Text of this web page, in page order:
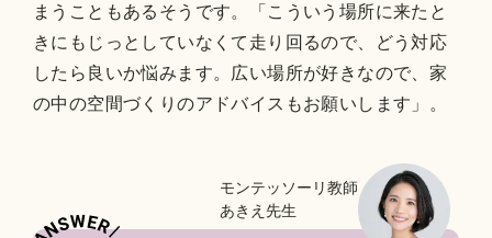
まうこともあるそうです。「こういう場所に来たと
きにもじっとしていなくて走り回るので、どう対応
したら良いか悩みます。広い場所が好きなので、家
の中の空間づくりのアドバイスもお願いします」。
モンテッソーリ教師
あきえ先生